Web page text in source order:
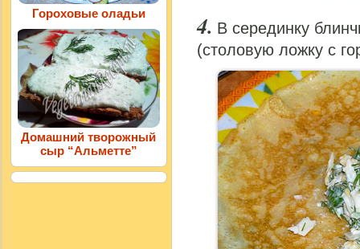
В серединку
(столовую ложку с
Гороховые оладьи
Домашний творожный
сыр “Альметте”